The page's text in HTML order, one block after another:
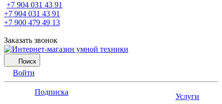
+7 904 031 43 91
+7 904 031 43 91
+7 900 479 49 13
Заказать звонок
Поиск
Войти
Подписка
Услуги